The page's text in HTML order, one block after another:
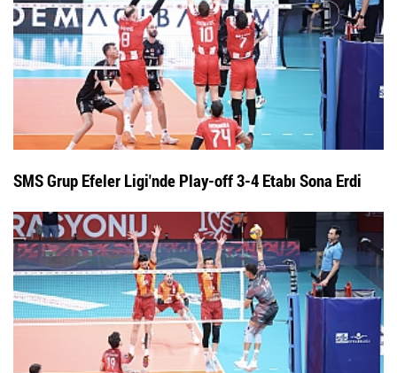
SMS Grup Efeler Ligi'nde Play-off 3-4 Etabı Sona Erdi